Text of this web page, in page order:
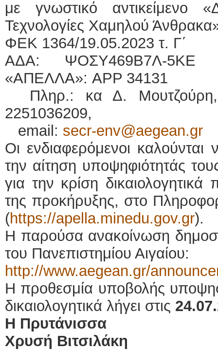
με γνωστικό αντικείμενο
Τεχνολογίες Χαμηλού
ΦΕΚ 1364/19.05.2023 τ. Γ΄
ΑΔΑ: ΨΟΣΥ469Β7Λ-5ΚΕ
«ΑΠΕΛΛΑ»: APP 34131
κα Δ. Μουτζούρη,
2251036209,
email: secr-env@aegean.gr
Οι ενδιαφερόμενοι
την αίτηση υποψηφιότητάς
για την κρίση
της προκήρυξης, στο
(https://apella.minedu.gov.gr).
Η παρούσα ανακοίνωση
του Πανεπιστημίου Αιγαίου:
http://www.aegean.gr/
Η προθεσμία υποβολής
δικαιολογητικά λήγει στις
Η Πρυτάνισσα
Χρυσή Βιτσιλάκη